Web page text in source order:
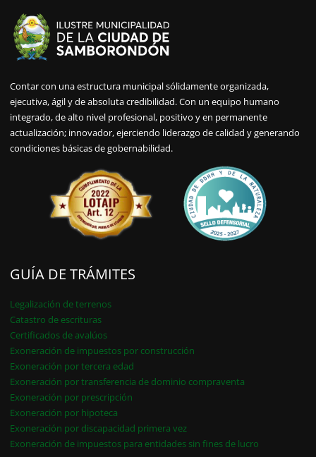
Contar con una estructura municipal sólidamente organizada,
ejecutiva, ágil y de absoluta credibilidad. Con un equipo humano
integrado, de alto nivel profesional, positivo y en permanente
actualización; innovador, ejerciendo liderazgo de calidad y generando
condiciones básicas de gobernabilidad.
GUÍA DE TRÁMITES
Legalización de terrenos
Catastro de escrituras
Certificados de avalúos
Exoneración de impuestos por construcción
Exoneración por tercera edad
Exoneración por transferencia de dominio compraventa
Exoneración por prescripción
Exoneración por hipoteca
Exoneración por discapacidad primera vez
Exoneración de impuestos para entidades sin fines de lucro